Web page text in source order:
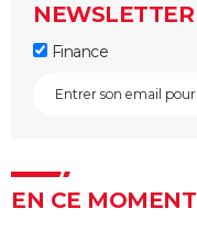
NEWSLETTER
Finance
EN CE MOMENT